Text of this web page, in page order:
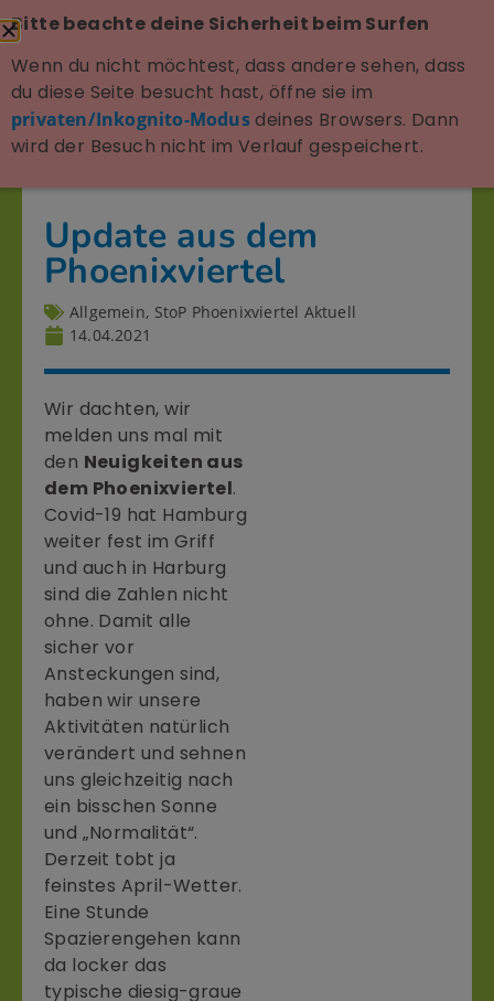
Update aus dem
Phoenixviertel
Allgemein, StoP Phoenixviertel Aktuell
14.04.2021
Wir dachten, wir
melden uns mal mit
den Neuigkeiten aus
dem Phoenixviertel.
Covid-19 hat Hamburg
weiter fest im Griff
und auch in Harburg
sind die Zahlen nicht
ohne. Damit alle
sicher vor
Ansteckungen sind,
haben wir unsere
Aktivitäten natürlich
verändert und sehnen
uns gleichzeitig nach
ein bisschen Sonne
und „Normalität“.
Derzeit tobt ja
feinstes April-Wetter.
Eine Stunde
Spazierengehen kann
da locker das
typische diesig-graue
Bitte beachte deine Sicherheit beim Surfen
Wenn du nicht möchtest, dass andere sehen, dass
du diese Seite besucht hast, öffne sie im
privaten/Inkognito-Modusdeines Browsers. Dann
wird der Besuch nicht im Verlauf gespeichert.